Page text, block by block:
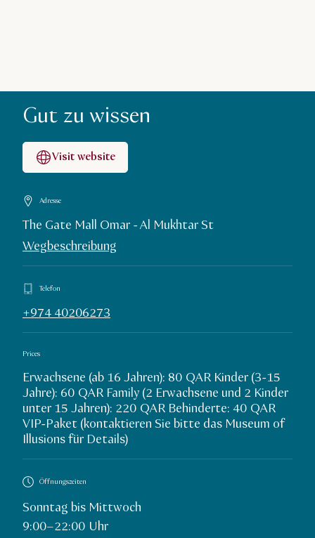
Gut zu wissen
Visit website
Adresse
The Gate Mall Omar - Al Mukhtar St
Wegbeschreibung
Telefon
+974 40206273
Prices
Erwachsene (ab 16 Jahren): 80 QAR Kinder (3-15
Jahre): 60 QAR Family (2 Erwachsene und 2 Kinder
unter 15 Jahren): 220 QAR Behinderte: 40 QAR
VIP-Paket (kontaktieren Sie bitte das Museum of
Illusions für Details)
Öffnungszeiten
Sonntag bis Mittwoch
9:00–22:00 Uhr